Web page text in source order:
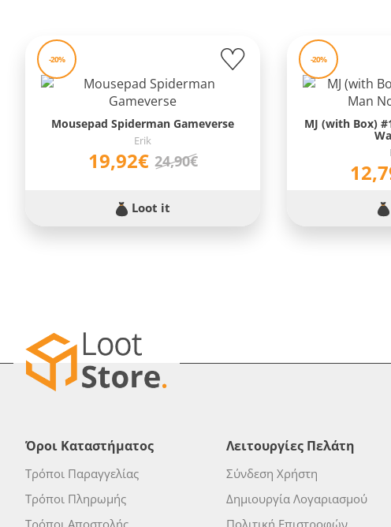
-20%
Mousepad Spiderman Gameverse
Erik
19,92€ 24,90€
Loot it
-20%
MJ (with Box)
Όροι Καταστήματος
Τρόποι Παραγγελίας
Τρόποι Πληρωμής
Τρόποι Αποστολής
Λειτουργίες Πελάτη
Σύνδεση Χρήστη
Δημιουργία Λογαριασμού
Πολιτική Επιστροφών